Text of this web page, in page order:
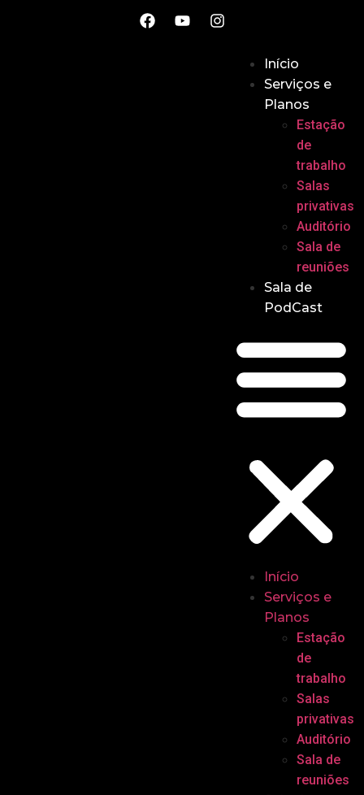
Início
Serviços e
Planos
Estação
de
trabalho
Salas
privativas
Auditório
Sala de
reuniões
Sala de
PodCast
Início
Serviços e
Planos
Estação
de
trabalho
Salas
privativas
Auditório
Sala de
reuniões